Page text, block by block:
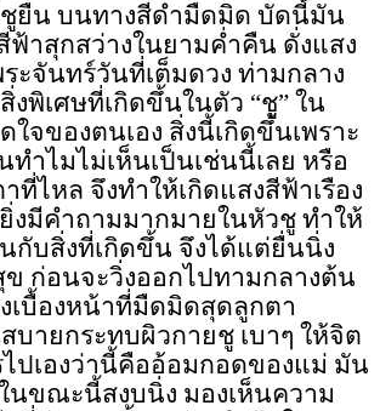
ยืน บนทางสีดำมืดมิด บัดนี้มัน
สีฟ้าสุกสว่างในยามค่ำคืน ดั่งแสง
ะจันทร์วันที่เต็มดวง ท่ามกลาง
พิเศษที่เกิดขึ้นในตัว “ชู” ใน
ใจของตนเอง สิ่งนี้เกิดขึ้นเพราะ
ทำไมไม่เห็นเป็นเช่นนี้เลย หรือ
ที่ไหล จึงทำให้เกิดแสงสีฟ้าเรือง
งมีคำถามมากมายในหัวชู ทำให้
กับสิ่งที่เกิดขึ้น จึงได้แต่ยื่นนิ่ง
ก่อนจะวิ่งออกไปทามกลางต้น
เบื้องหน้าที่มืดมิดสุดลูกตา
บายกระทบผิวกายชู เบาๆ ให้จิต
ไปเองว่านี้คืออ้อมกอดของแม่ มัน
นขณะนี้สงบนิ่ง มองเห็นความ